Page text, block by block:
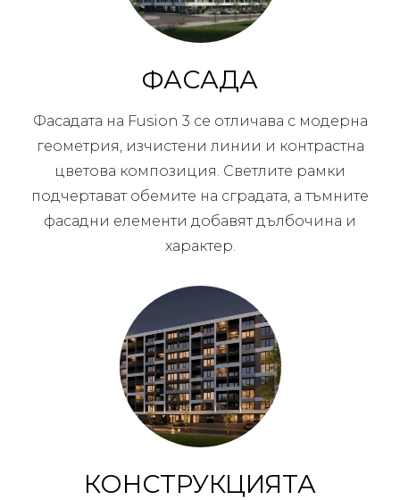
ФАСАДА
Фасадата на Fusion 3 се отличава с модерна
геометрия, изчистени линии и контрастна
цветова композиция. Светлите рамки
подчертават обемите на сградата, а тъмните
фасадни елементи добавят дълбочина и
характер.
КОНСТРУКЦИЯТА